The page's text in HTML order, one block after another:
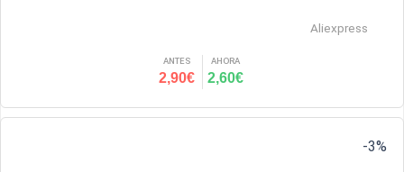
Aliexpress
ANTES
2,90€
AHORA
2,60€
-3%